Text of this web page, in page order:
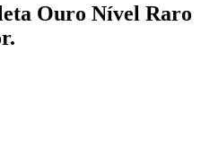
Ouro Nível Raro